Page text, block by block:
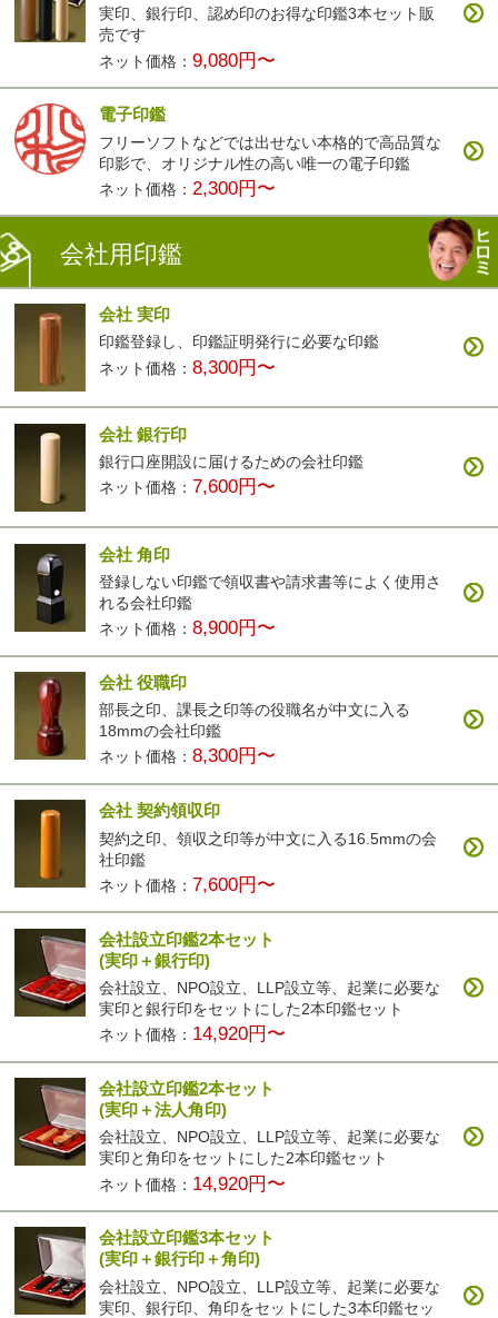
実印、銀行印、認め印のお得な印鑑3本セット販
売です
ネット価格：9,080円〜
電子印鑑
フリーソフトなどでは出せない本格的で高品質な
印影で、オリジナル性の高い唯一の電子印鑑
ネット価格： 2,300円〜
会社用印鑑
会社 実印
印鑑登録し、印鑑証明発行に必要な印鑑
ネット価格：8,300円〜
会社 銀行印
銀行口座開設に届けるための会社印鑑
ネット価格： 7,600円〜
会社 角印
登録しない印鑑で領収書や請求書等によく使用さ
れる会社印鑑
ネット価格：8,900円〜
会社 役職印
部長之印、課長之印等の役職名が中文に入る
18mmの会社印鑑
ネット価格：8,300円〜
会社 契約領収印
契約之印、領収之印等が中文に入る16.5mmの会
社印鑑
ネット価格： 7,600円〜
会社設立印鑑2本セット
(実印＋銀行印)
会社設立、NPO設立、LLP設立等、起業に必要な
実印と銀行印をセットにした2本印鑑セット
ネット価格： 14,920円〜
会社設立印鑑2本セット
(実印＋法人角印)
会社設立、NPO設立、LLP設立等、起業に必要な
実印と角印をセットにした2本印鑑セット
ネット価格： 14,920円〜
会社設立印鑑3本セット
(実印＋銀行印＋角印)
会社設立、NPO設立、LLP設立等、起業に必要な
実印、銀行印、角印をセットにした3本印鑑セッ